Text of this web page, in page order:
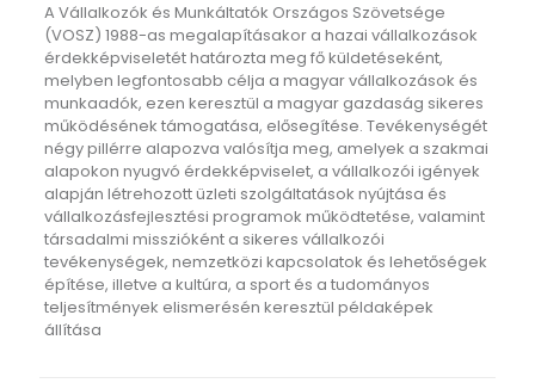
A Vállalkozók és Munkáltatók Országos Szövetsége
(VOSZ) 1988-as megalapításakor a hazai vállalkozások
érdekképviseletét határozta meg fő küldetéseként,
melyben legfontosabb célja a magyar vállalkozások és
munkaadók, ezen keresztül a magyar gazdaság sikeres
működésének támogatása, elősegítése. Tevékenységét
négy pillérre alapozva valósítja meg, amelyek a szakmai
alapokon nyugvó érdekképviselet, a vállalkozói igények
alapján létrehozott üzleti szolgáltatások nyújtása és
vállalkozásfejlesztési programok működtetése, valamint
társadalmi misszióként a sikeres vállalkozói
tevékenységek, nemzetközi kapcsolatok és lehetőségek
építése, illetve a kultúra, a sport és a tudományos
teljesítmények elismerésén keresztül példaképek
állítása